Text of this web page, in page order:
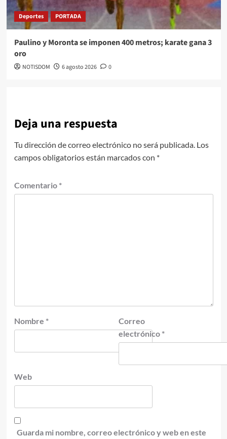
Deportes PORTADA
Paulino y Moronta se imponen 400 metros; karate gana 3
oro
NOTISDOM 6 agosto 2026 0
Deja una respuesta
Tu dirección de correo electrónico no será publicada. Los
campos obligatorios están marcados con *
Comentario *
Nombre *
Correo
electrónico *
Web
Guarda mi nombre, correo electrónico y web en este